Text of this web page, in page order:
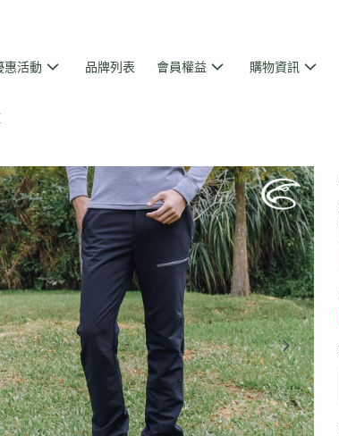
惠活動 品牌列表 會員權益 購物資訊